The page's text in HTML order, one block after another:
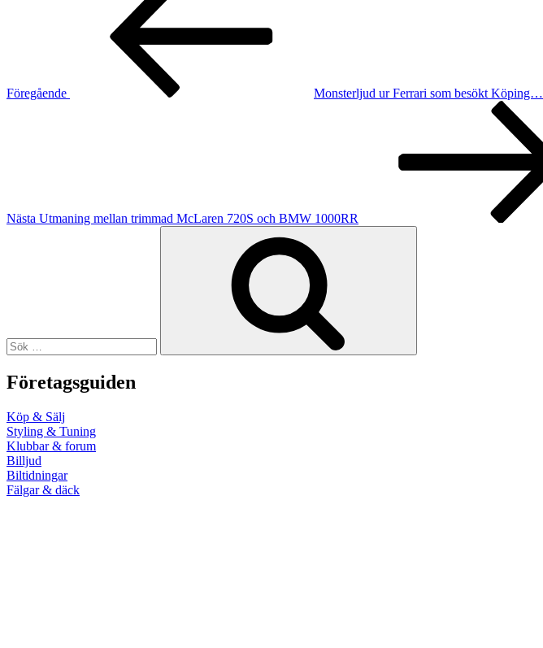
Föregående
Monsterljud ur Ferrari som besökt Köping…
Nästa Utmaning mellan trimmad McLaren 720S och BMW 1000RR
Företagsguiden
Köp & Sälj
Styling & Tuning
Klubbar & forum
Billjud
Biltidningar
Fälgar & däck